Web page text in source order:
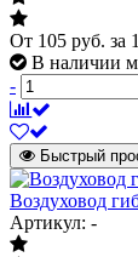
От 105 руб. за
В наличии
-
Быстрый
Воздуховод
Артикул: -